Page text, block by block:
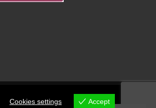
Cookies settings Accept